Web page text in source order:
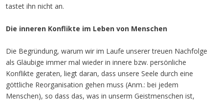
tastet ihn nicht an.
Die inneren Konflikte im Leben von Menschen
Die Begründung, warum wir im Laufe unserer treuen Nachfolge
als Gläubige immer mal wieder in innere bzw. persönliche
Konflikte geraten, liegt daran, dass unsere Seele durch eine
göttliche Reorganisation gehen muss (Anm.: bei jedem
Menschen), so dass das, was in unserm Geistmenschen ist,